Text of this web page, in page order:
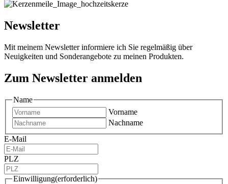
Newsletter
Mit meinem Newsletter informiere ich Sie regelmäßig über
Neuigkeiten und Sonderangebote zu meinen Produkten.
Zum Newsletter anmelden
Name
Vorname
Nachname
E-Mail
PLZ
Einwilligung(erforderlich)